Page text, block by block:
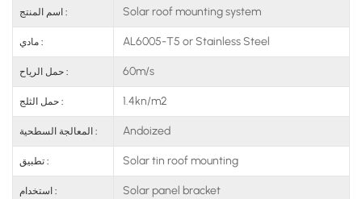
اسم المنتج : Solar roof mounting system
مادي : AL6005-T5 or Stainless Steel
حمل الرياح : 60m/s
حمل الثلج : 1.4kn/m2
المعالجة السطحية : Andoized
تطبيق : Solar tin roof mounting
استخدام : Solar panel bracket